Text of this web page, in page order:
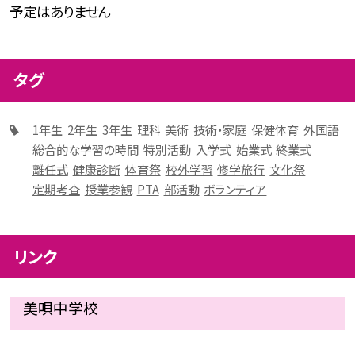
予定はありません
タグ
1年生 2年生 3年生 理科 美術 技術・家庭 保健体育 外国語
総合的な学習の時間 特別活動 入学式 始業式 終業式
離任式 健康診断 体育祭 校外学習 修学旅行 文化祭
定期考査 授業参観 PTA 部活動 ボランティア
リンク
美唄中学校